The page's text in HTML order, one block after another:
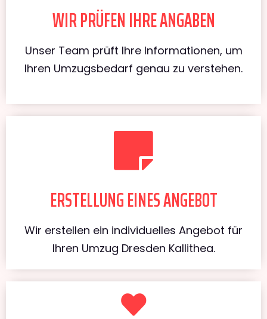
WIR PRÜFEN IHRE ANGABEN
Unser Team prüft Ihre Informationen, um
Ihren Umzugsbedarf genau zu verstehen.
ERSTELLUNG EINES ANGEBOT
Wir erstellen ein individuelles Angebot für
Ihren Umzug Dresden Kallithea.